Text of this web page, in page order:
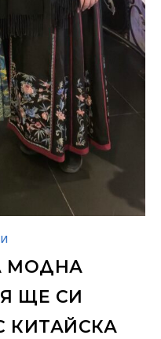
МОДНА
ЩЕ СИ
КИТАЙСКА